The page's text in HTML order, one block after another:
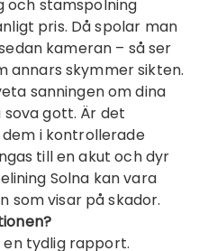
och stamspolning
pris. Då spolar man
kameran – så ser
annars skymmer sikten.
sanningen om dina
gott. Är det
i kontrollerade
till en akut och dyr
Solna kan vara
som visar på skador.
tydlig rapport.